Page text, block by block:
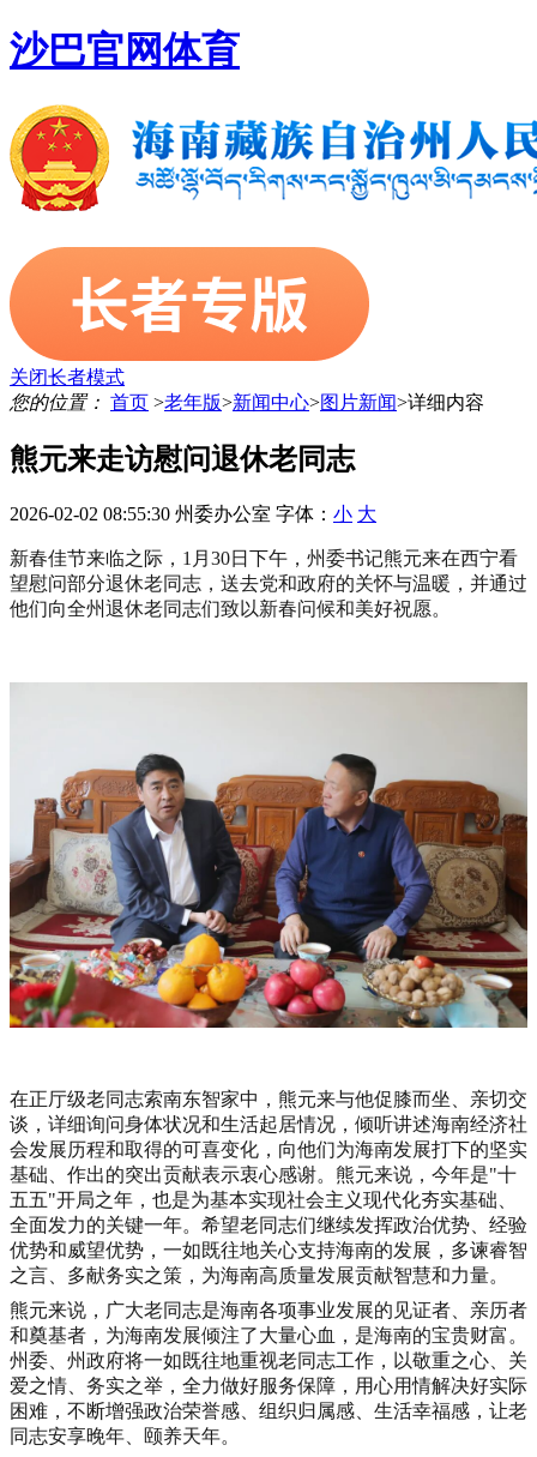
沙巴官网体育
关闭长者模式
您的位置： 首页 >老年版>新闻中心>图片新闻>详细内容
熊元来走访慰问退休老同志
2026-02-02 08:55:30 州委办公室 字体： 小 大
新春佳节来临之际， 1 月 30日下午，州委书记熊元来在西宁看
望慰问部分退休老同志 ，送去党和政府的关怀与温暖，并通过
他们向全州退休老同志们致以新春问候和美好祝愿。
在正厅级老同志索南东智家中，熊元来与他促膝而坐、亲切交
谈，详细询问身体状况和生活起居情况，倾听讲述海南经济社
会发展历程和取得的可喜变化，向他们为海南发展打下的坚实
基础、作出的突出贡献表示衷心感谢。熊元来说，今年是"十
五五"开局之年 ，也是为基本实现社会主义现代化夯实基础、
全面发力的关键一年。 希望老同志们继续发挥政治优势、经验
优势和威望优势，一如既往地关心支持海南的发展， 多谏睿智
之言
多献务实之策， 为海南高质量发展贡献智慧和力量。
熊元来说，广大老同志是海南各项事业发展的见证者、亲历者
和奠基者，为海南发展倾注了大量心血，是海南的宝贵财富 。
州委
州政府将一如既往地重视老同志工作， 以敬重之心、关
爱之情、务实之举， 全力做好服务保障，用心用情解决好实际
困难 ， 不断增强政治荣誉感、组织归属感、生活幸福感，让老
同志安享晚年、颐养天年。